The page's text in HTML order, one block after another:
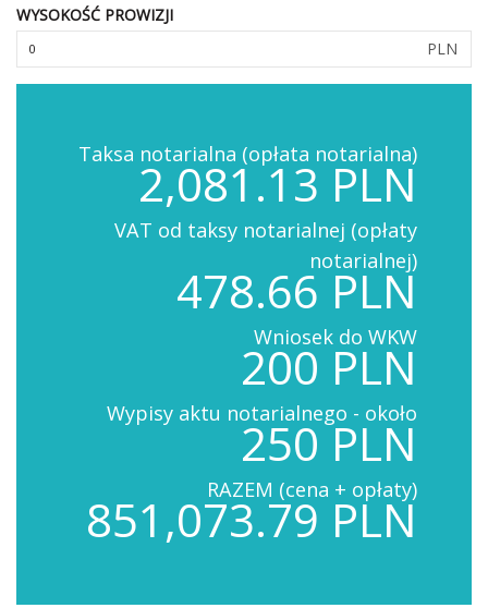
WYSOKOŚĆ PROWIZJI
PLN
Taksa notarialna (opłata notarialna)
2,081.13 PLN
VAT od taksy notarialnej (opłaty
notarialnej)
478.66 PLN
Wniosek do WKW
200 PLN
Wypisy aktu notarialnego - około
250 PLN
RAZEM (cena + opłaty)
851,073.79 PLN